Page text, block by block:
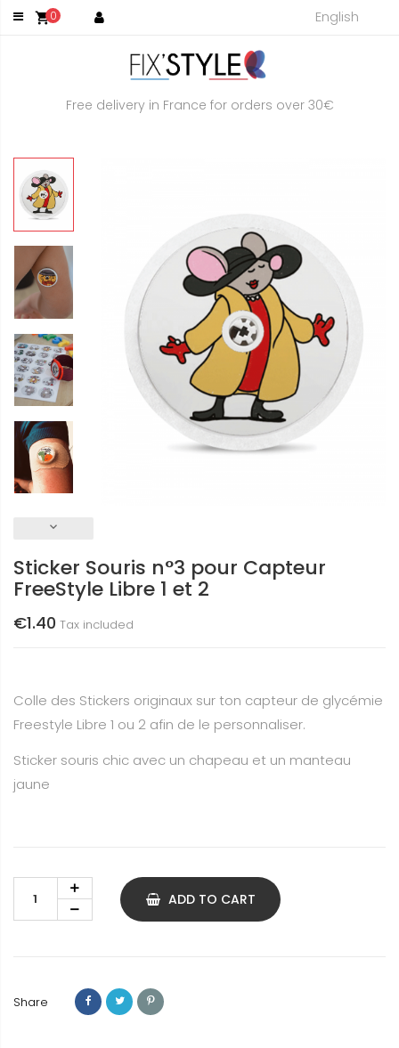
shopping_cart0 English
Free delivery in France for orders over 30€
keyboard_arrow_down
Sticker Souris n°3 pour Capteur
FreeStyle Libre 1 et 2
€1.40 Tax included
Colle des Stickers originaux sur ton capteur de glycémie
Freestyle Libre 1 ou 2 afin de le personnaliser.
Sticker souris chic avec un chapeau et un manteau
jaune
ADD TO CART
Share